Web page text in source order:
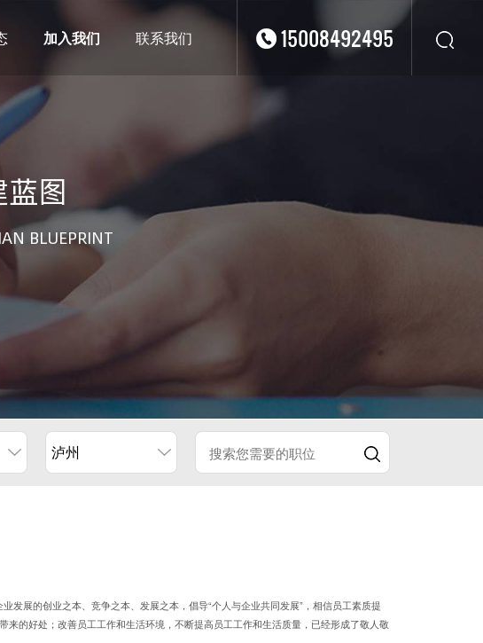
西南
东南
加入我们 联系我们 15008492495
图
BLUEPRINT
泸州
发展的创业之本、竞争之本、发展之本，倡导“个人与企业共同发展”，相信员工素质提
的好处；改善员工工作和生活环境，不断提高员工工作和生活质量，已经形成了敬人敬